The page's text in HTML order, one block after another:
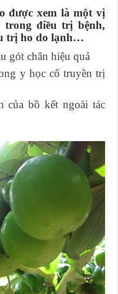
được xem là một vị
trong điều trị bệnh,
trị ho do lạnh…
gót chân hiệu quả
y học cổ truyền trị
của bồ kết ngoài tác